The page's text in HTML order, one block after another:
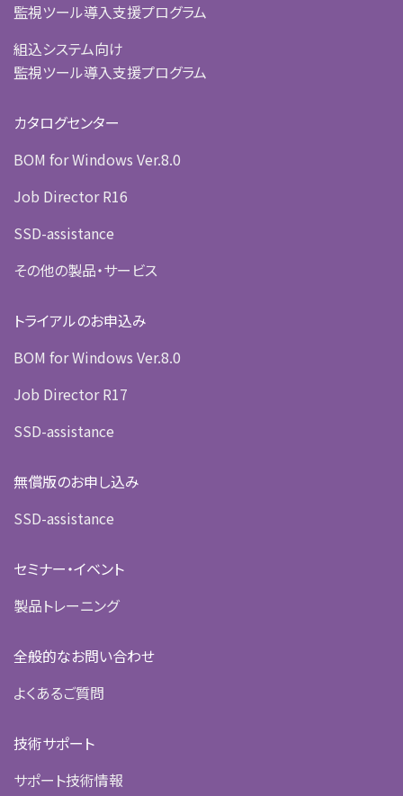
監視ツール導入支援プログラム
組込システム向け
監視ツール導入支援プログラム
カタログセンター
BOM for Windows Ver.8.0
Job Director R16
SSD-assistance
その他の製品・サービス
トライアルのお申込み
BOM for Windows Ver.8.0
Job Director R17
SSD-assistance
無償版のお申し込み
SSD-assistance
セミナー・イベント
製品トレーニング
全般的なお問い合わせ
よくあるご質問
技術サポート
サポート技術情報